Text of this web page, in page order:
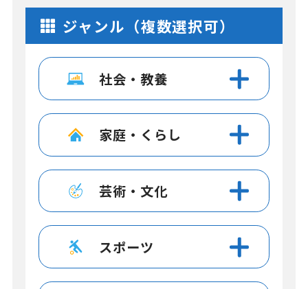
ジャンル（複数選択可）
社会・教養
家庭・くらし
芸術・文化
スポーツ